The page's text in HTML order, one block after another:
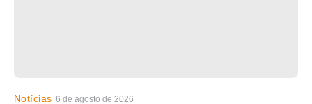
Notícias 6 de agosto de 2026